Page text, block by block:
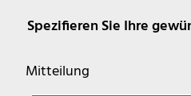
Spezifieren Sie Ihre
Mitteilung